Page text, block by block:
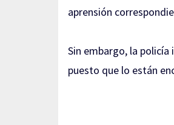
aprensión
Sin embargo, la
puesto que lo están